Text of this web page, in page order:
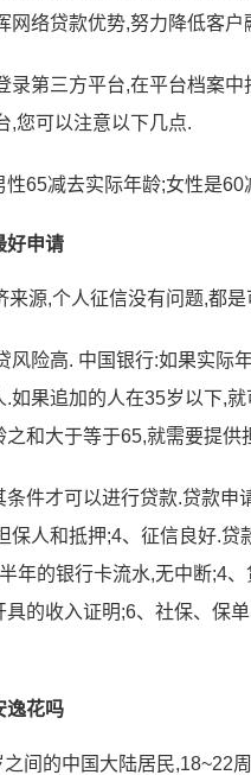
网络贷款优势,努力降低客
录第三方平台,在平台档案
,您可以注意以下几点.
65减去实际年龄;女性是
好申请
来源,个人征信没有问题,都
风险高. 中国银行:如果实际
.如果追加的人在35岁以下,
和大于等于65,就需要提
条件才可以进行贷款.贷款
保人和抵押;4、征信良好.
年的银行卡流水,无中断;4
具的收入证明;6、社保、保
逸花吗
间的中国大陆居民,18~22